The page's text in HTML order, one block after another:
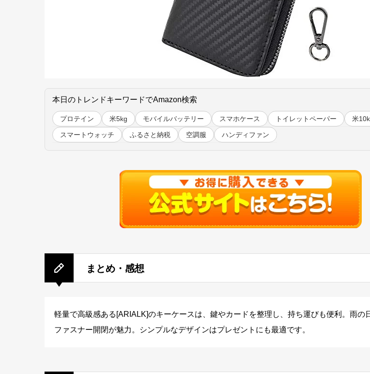
本日のトレンドキーワードでAmazon検索
プロテイン 米5kg モバイルバッテリー スマホケース トイレットペーパー 米
スマートウォッチ ふるさと納税 空調服 ハンディファン
まとめ・感想
軽量で高級感ある[ARIALK]のキーケースは、鍵やカードを整理し、持ち運びも便利。雨の
ファスナー開閉が魅力。シンプルなデザインはプレゼントにも最適です。